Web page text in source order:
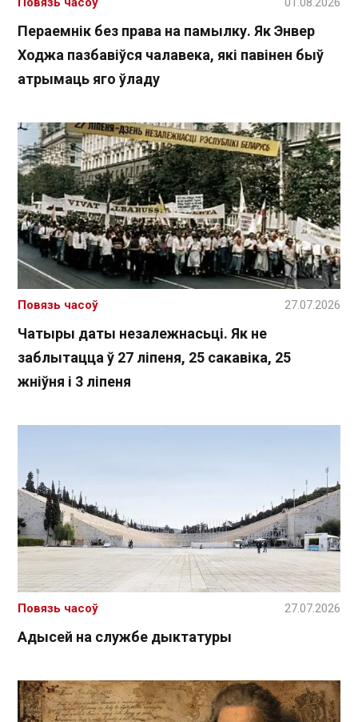
Пераемнік без права на памылку. Як Энвер
Ходжа пазбавіўся чалавека, які павінен быў
атрымаць яго ўладу
Чатыры даты незалежнасьці. Як не
заблытацца ў 27 ліпеня, 25 сакавіка, 25
жніўня і 3 ліпеня
Повязь часоў 27.07.2026
Адысей на службе дыктатуры
Повязь часоў 27.07.2026